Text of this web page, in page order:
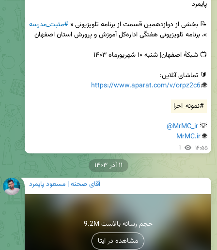
📝 بخشی از دوازدهمین قسمت از برنامه تلویزیونی « #مثبت_مدرسه
🌐:
https://www.aparat.com/v/orpz2c6
#نمونه_اجرا
💡
@MrMC_ir
🌐
MrMC.ir
1 ۱۶:۵۵
آقای صحنه | مسعود پایمرد
9.2M حجم رسانه بالاست
مشاهده در ایتا
۱۱ آذر ۱۴۰۳